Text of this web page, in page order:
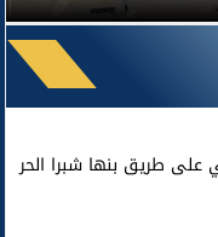
طريق بنها شبرا الحر